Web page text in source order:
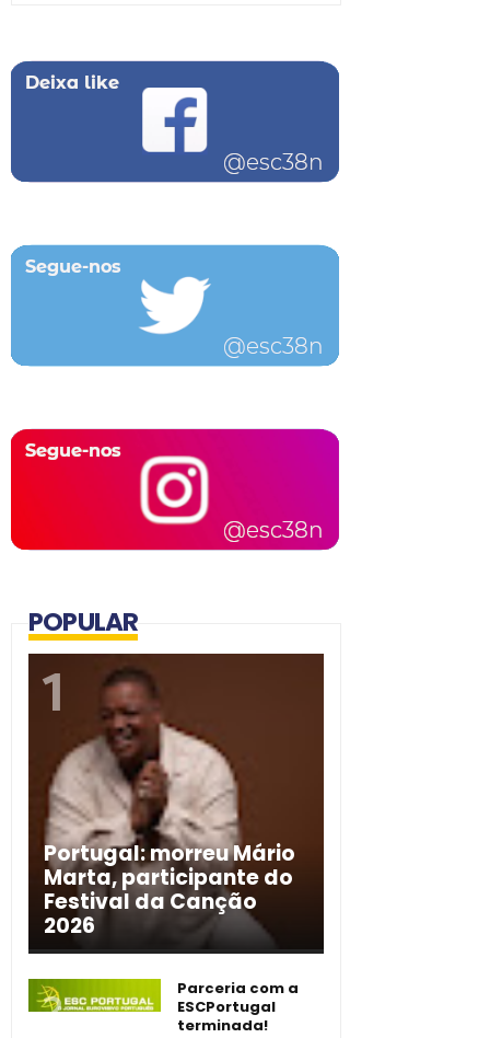
POPULAR
Portugal: morreu Mário
Marta, participante do
Festival da Canção
2026
Parceria com a
ESCPortugal
terminada!